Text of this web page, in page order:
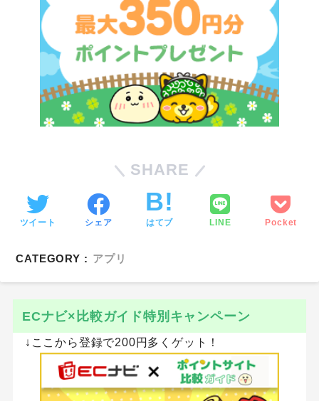
SHARE
ツイート シェア はてブ LINE Pocket
CATEGORY : アプリ
ECナビ×比較ガイド特別キャンペーン
↓ここから登録で200円多くゲット！